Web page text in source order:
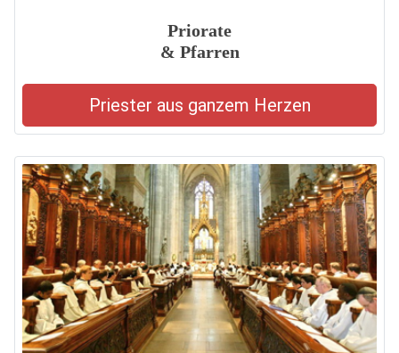
Priorate
& Pfarren
Priester aus ganzem Herzen